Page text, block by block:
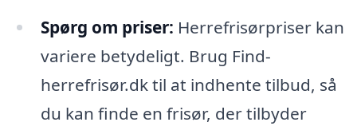
Spørg om priser: Herrefrisørpriser kan
variere betydeligt. Brug Find-
herrefrisør.dk til at indhente tilbud, så
du kan finde en frisør, der tilbyder